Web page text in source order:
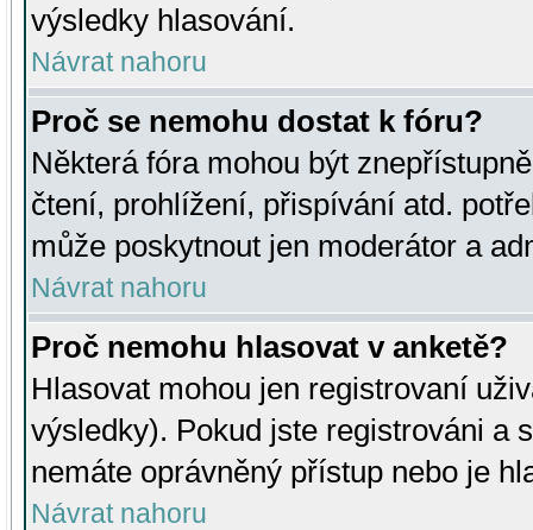
výsledky hlasování.
Návrat nahoru
Proč se nemohu dostat k fóru?
Některá fóra mohou být
čtení, prohlížení, přispívání atd.
může poskytnout jen moderátor a
Návrat nahoru
Proč nemohu hlasovat v anketě?
Hlasovat mohou jen registrovaní
výsledky). Pokud jste registrováni a
nemáte oprávněný přístup nebo je
Návrat nahoru